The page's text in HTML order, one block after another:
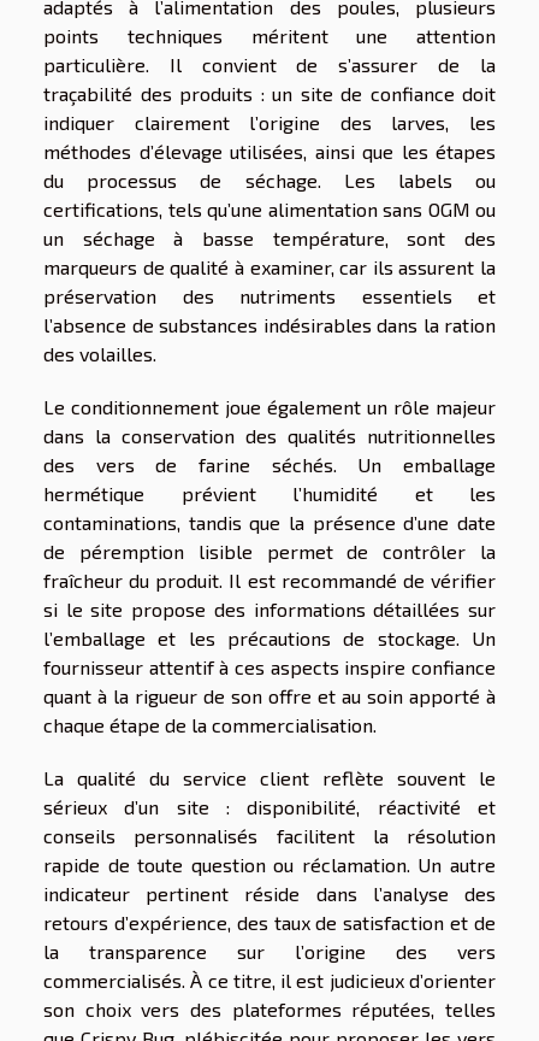
adaptés à l’alimentation des poules, plusieurs
points techniques méritent une attention
particulière. Il convient de s’assurer de la
traçabilité des produits : un site de confiance doit
indiquer clairement l’origine des larves, les
méthodes d’élevage utilisées, ainsi que les étapes
du processus de séchage. Les labels ou
certifications, tels qu’une alimentation sans OGM ou
un séchage à basse température, sont des
marqueurs de qualité à examiner, car ils assurent la
préservation des nutriments essentiels et
l’absence de substances indésirables dans la ration
des volailles.
Le conditionnement joue également un rôle majeur
dans la conservation des qualités nutritionnelles
des vers de farine séchés. Un emballage
hermétique prévient l’humidité et les
contaminations, tandis que la présence d’une date
de péremption lisible permet de contrôler la
fraîcheur du produit. Il est recommandé de vérifier
si le site propose des informations détaillées sur
l’emballage et les précautions de stockage. Un
fournisseur attentif à ces aspects inspire confiance
quant à la rigueur de son offre et au soin apporté à
chaque étape de la commercialisation.
La qualité du service client reflète souvent le
sérieux d’un site : disponibilité, réactivité et
conseils personnalisés facilitent la résolution
rapide de toute question ou réclamation. Un autre
indicateur pertinent réside dans l’analyse des
retours d’expérience, des taux de satisfaction et de
la transparence sur l’origine des vers
commercialisés. À ce titre, il est judicieux d’orienter
son choix vers des plateformes réputées, telles